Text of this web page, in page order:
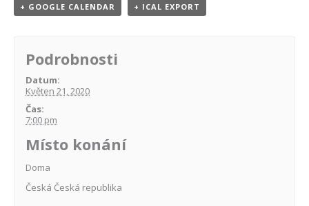
+ GOOGLE CALENDAR + ICAL EXPORT
Podrobnosti
Datum:
Květen 21, 2020
Čas:
7:00 pm
Místo konání
Doma
Česká Česká republika